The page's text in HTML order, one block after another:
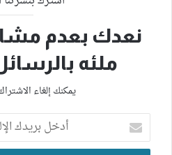
نعدك بعدم
ملئه
يمكنك إلغاء
أدخل
بريدك
الإلكتروني